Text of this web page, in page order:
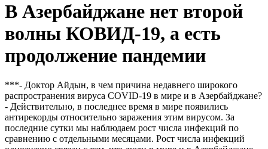
В Азербайджане нет второй
волны КОВИД-19, а есть
продолжение пандемии
***- Доктор Айдын, в чем причина недавнего широкого
распространения вируса COVID-19 в мире и в Азербайджане?
- Действительно, в последнее время в мире появились
антирекорды относительно заражения этим вирусом. За
последние сутки мы наблюдаем рост числа инфекций по
сравнению с отдельными месяцами. Рост числа инфекций